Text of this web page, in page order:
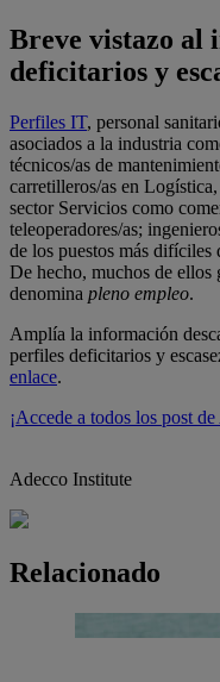
Breve vistazo al
deficitarios y
Perfiles IT, personal
asociados a la industria
técnicos/as de
carretilleros/as en
sector Servicios como
teleoperadores/as;
de los puestos más difíciles
De hecho, muchos de ellos
denomina pleno empleo.
Amplía la información
perfiles deficitarios y
enlace.
¡Accede a todos los post
Adecco Institute
Relacionado